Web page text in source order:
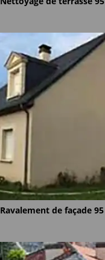
Ravalement de façade 95